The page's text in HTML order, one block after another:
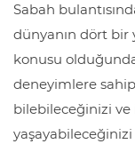
Sabah
dünyanın dört bir
konusu
deneyimlere
bilebileceğinizi